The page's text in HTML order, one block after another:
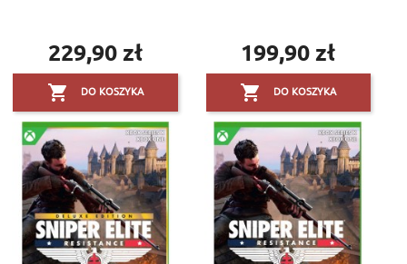
Cena
229,90 zł
 DO KOSZYKA
Cena
199,90 zł
 DO KOSZYKA